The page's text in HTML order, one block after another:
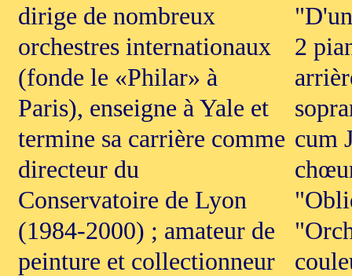
dirige de nombreux
orchestres internationaux
(fonde le «Philar» à
Paris), enseigne à Yale et
termine sa carrière comme
directeur du
Conservatoire de Lyon
(1984-2000) ; amateur de
peinture et collectionneur
2
cum